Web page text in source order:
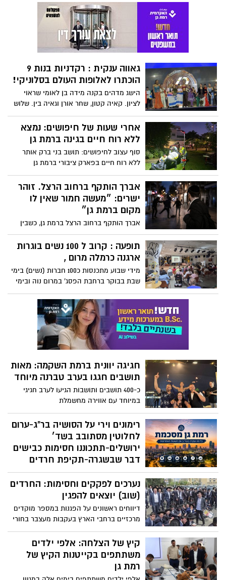
אחרי שעות של חיפושים: נמצא
ללא רוח חיים בגינה ברמת גן
סוף עצוב לחיפושים: תושב בני ברק אותר
ללא רוח חיים בפארק ציבורי ברמת גן
אברך הותקף ברחוב הרצל. זוהר
ישרים: ״מעשה חמור שאין לו
מקום ברמת גן״
אברך הותקף ברחוב הרצל ברמת גן, כשבין
תופעה : קרוב ל 100 נשים בוגרות
ארגנה כרמלה מרום ,
מידי שבוע מתכנסות כ100 חברות (נשים) בימי
שבת בבוקר ברחבת הפסג' במרום נוה ובימי
חגיגה יוונית ברמת השקמה: מאות
תושבים חגגו בערב טברנה מיוחד
כ-400 תושבים ותושבות הגיעו לערב חגיגי
במיוחד עם אווירה מחשמלת
רימונים וירי על הסושיה בר"ג-ערום
לחלוטין מסתובב בשד׳
ירושלים-תתכוננו חסימות כבישים
דבר שבשגרה-תקיפת חרדים
ברחוב הרצל
מערכת רמת גן נט מסכמת עבורכם את כל מה
שקרה בעיר ביממה החולפת - ואתם לא
נערכים לפקקים וחסימות: החרדים
(שוב) יוצאים להפגין
דיווחים ראשונים על הפגנות במספר מוקדים
מרכזיים ברחבי הארץ בעקבות מעצבר בחורי
קיץ של הצלחה: אלפי ילדים
משתתפים בקייטנות הקיץ של
רמת גן
אלפי ילדים משתתפים בימים אלה במגוון
רחב של נושאים ופעילויות
חייו של בן 3 ניצלו ברגע האחרון
לאחר התקף אלרגי בגן הילדים
הוא אלרגי וניצל בזכות זריקת אפיפן